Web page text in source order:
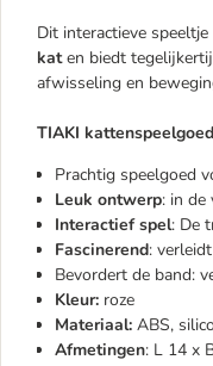
Dit interactieve
katen biedt
afwisseling en
TIAKI
Prachtig speelgoed
Leuk ontwerp: in de
Interactief spel: De
Fascinerend:
Bevordert de band:
Kleur: roze
Materiaal: ABS,
Afmetingen: L 14 x